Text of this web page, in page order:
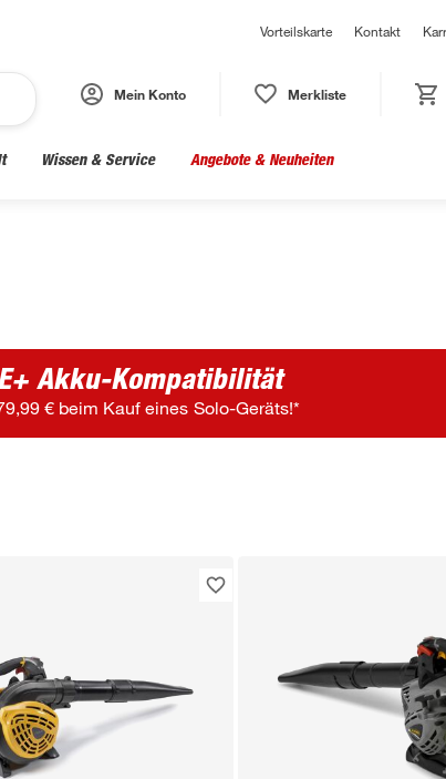
Vorteilskarte Kontakt
Mein Konto Merkliste
Wissen & Service Angebote & Neuheiten
Akku-Kompatibilität
€ beim Kauf eines Solo-Geräts!*